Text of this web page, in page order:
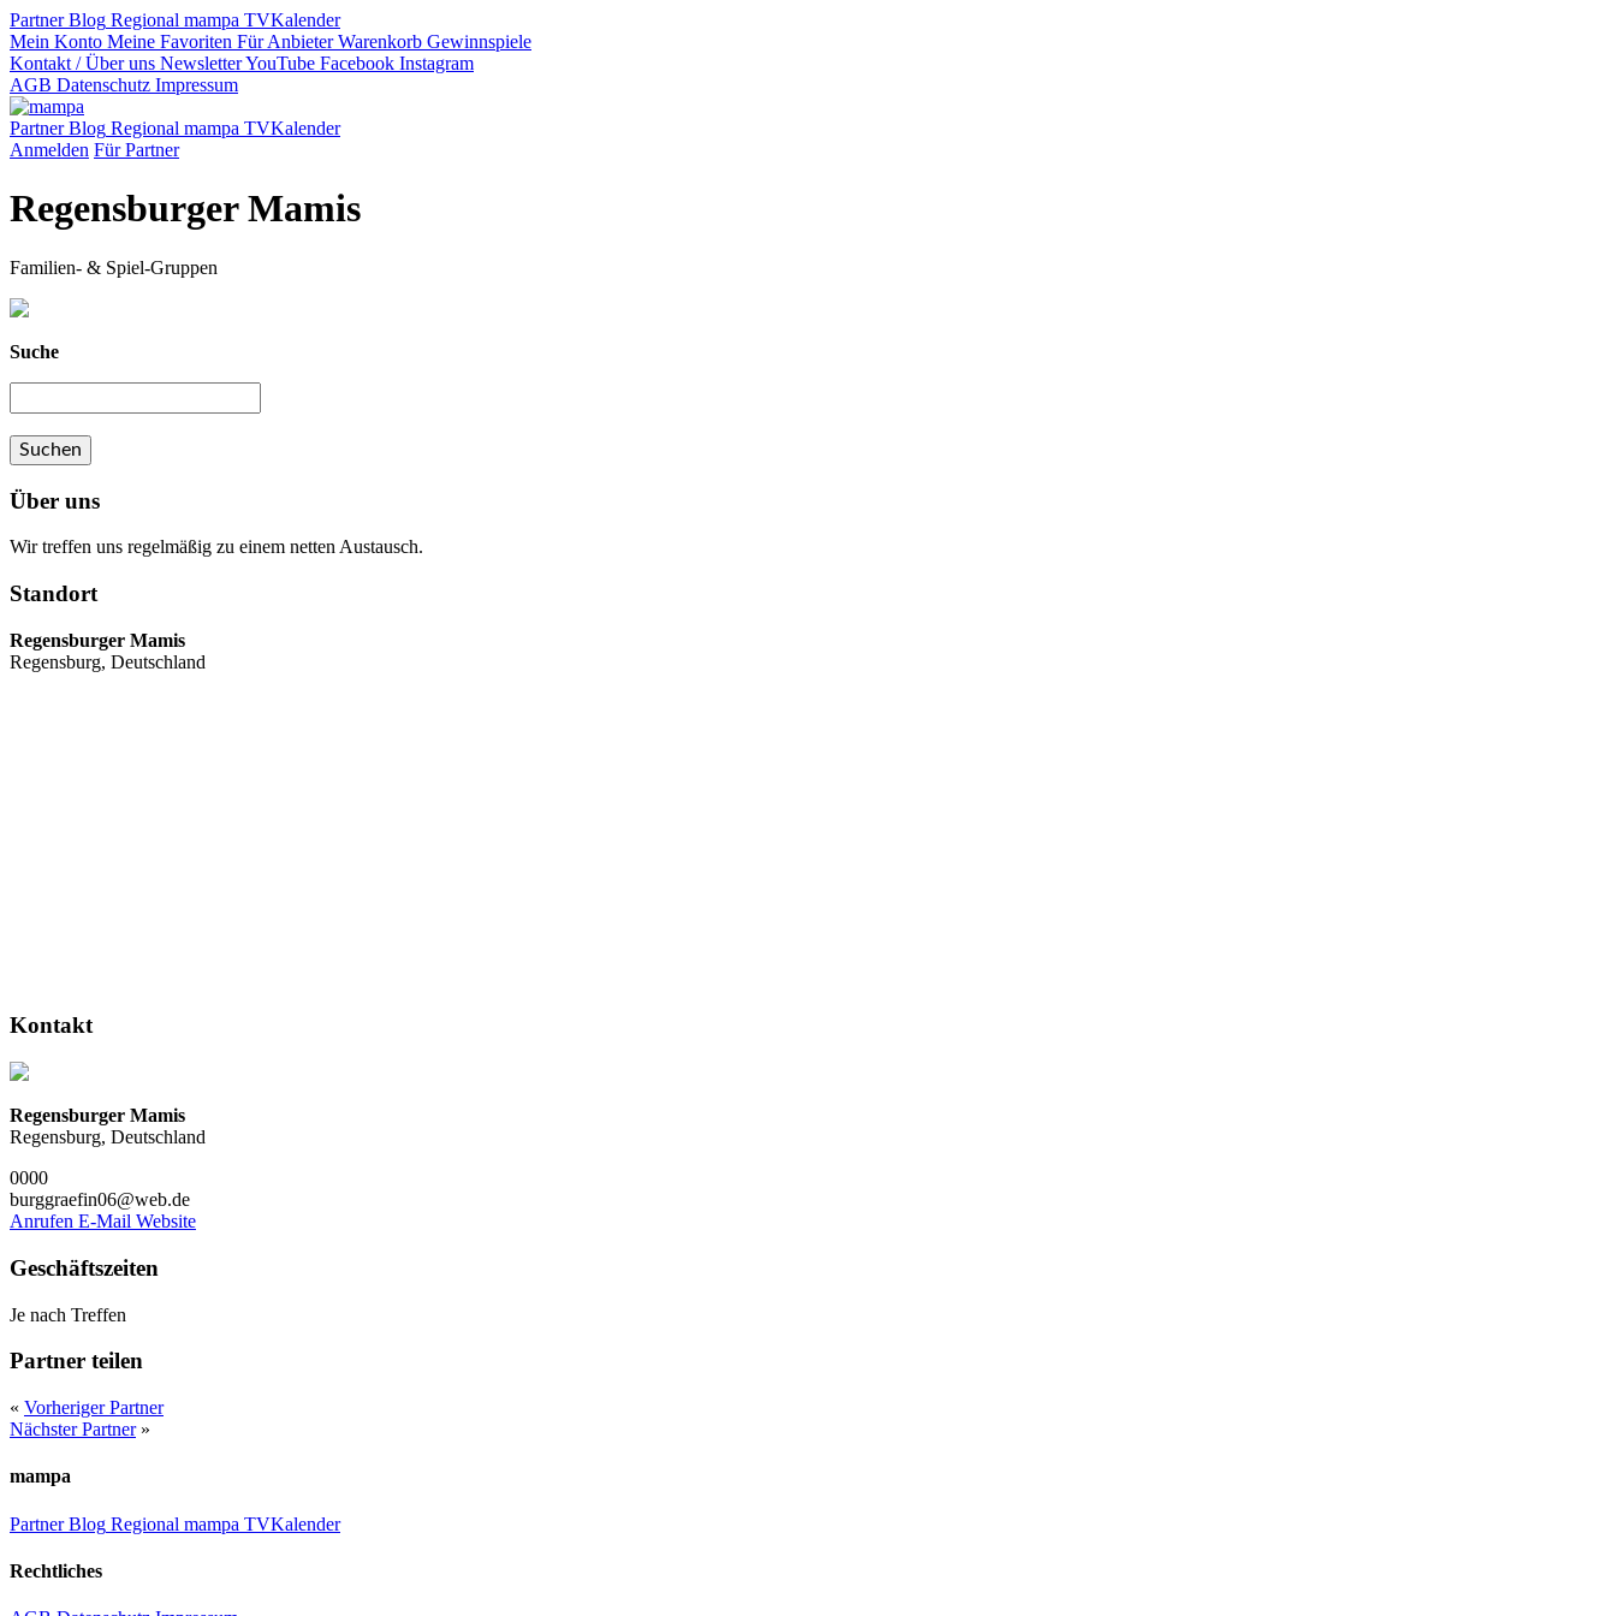
PartnerBlog Regional mampa TVKalender
Mein Konto Meine Favoriten Für AnbieterWarenkorb Gewinnspiele
Kontakt / Über uns NewsletterYouTube Facebook Instagram
AGB Datenschutz Impressum
PartnerBlog Regional mampa TVKalender
Anmelden Für Partner
Regensburger Mamis
Familien- & Spiel-Gruppen
Suche
Über uns
Wir treffen uns regelmäßig zu einem netten Austausch.
Standort
Regensburger Mamis
Regensburg, Deutschland
Kontakt
Regensburger Mamis
Regensburg, Deutschland
0000
burggraefin06@web.de
Anrufen E-Mail Website
Geschäftszeiten
Je nach Treffen
Partner teilen
« Vorheriger Partner
Nächster Partner»
mampa
PartnerBlog Regional mampa TVKalender
Rechtliches